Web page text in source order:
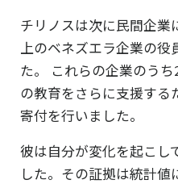
チリノスは次に民間企業
上のベネズエラ企業の
た。 これらの企業のう
の教育をさらに支援する
寄付を行いました。
彼は自分が変化を起こし
した。その証拠は統計値